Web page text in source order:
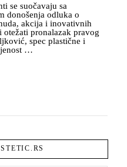
se suočavaju sa
donošenja odluka o
akcija i inovativnih
pronalazak pravog
spec plastične i
…